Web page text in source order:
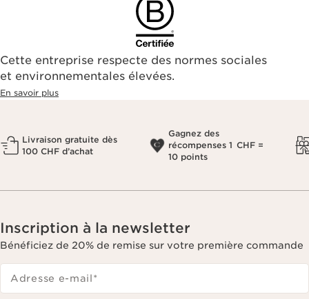
Cette entreprise respecte des normes sociales
et environnementales élevées.
En savoir plus
Livraison gratuite dès
100 CHF d’achat
Gagnez des
récompenses 1 CHF =
10 points
Inscription à la newsletter
Bénéficiez de 20% de remise sur votre première commande
Adresse e-mail*